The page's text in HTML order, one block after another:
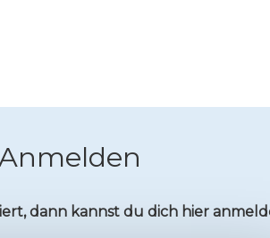
dann kannst du dich hier